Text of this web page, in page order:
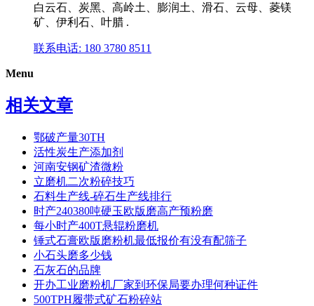
白云石、炭黑、高岭土、膨润土、滑石、云母、菱镁
矿、伊利石、叶腊 .
联系电话: 180 3780 8511
Menu
相关文章
鄂破产量30TH
活性炭生产添加剂
河南安钢矿渣微粉
立磨机二次粉碎技巧
石料生产线-碎石生产线排行
时产240380吨硬玉欧版磨高产预粉磨
每小时产400T悬辊粉磨机
锤式石膏欧版磨粉机最低报价有没有配筛子
小石头磨多少钱
石灰石的品牌
开办工业磨粉机厂家到环保局要办理何种证件
500TPH履带式矿石粉碎站